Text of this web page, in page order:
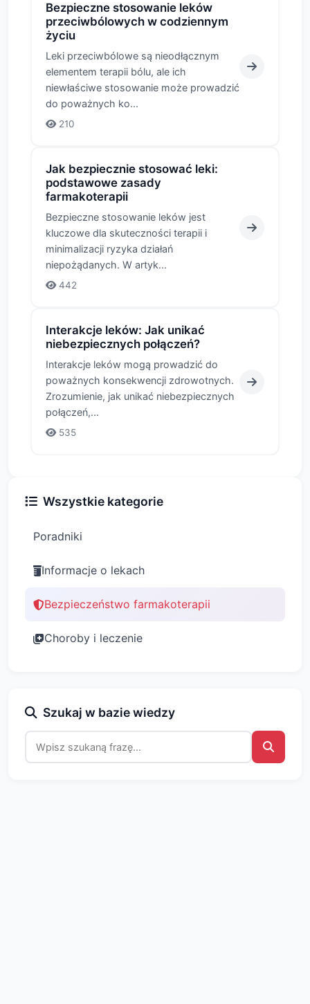
Bezpieczne stosowanie leków
przeciwbólowych w codziennym
życiu
Leki przeciwbólowe są nieodłącznym
elementem terapii bólu, ale ich
niewłaściwe stosowanie może prowadzić
do poważnych ko...
210
Jak bezpiecznie stosować leki:
podstawowe zasady
farmakoterapii
Bezpieczne stosowanie leków jest
kluczowe dla skuteczności terapii i
minimalizacji ryzyka działań
niepożądanych. W artyk...
442
Interakcje leków: Jak unikać
niebezpiecznych połączeń?
Interakcje leków mogą prowadzić do
poważnych konsekwencji zdrowotnych.
Zrozumienie, jak unikać niebezpiecznych
połączeń,...
535
Wszystkie kategorie
Poradniki
Informacje o lekach
Bezpieczeństwo farmakoterapii
Choroby i leczenie
Szukaj w bazie wiedzy